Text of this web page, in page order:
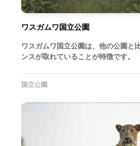
ワスガムワ国立公園
ワスガムワ国立公園は、他の公園と
ンスが取れていることが特徴です。
国立公園